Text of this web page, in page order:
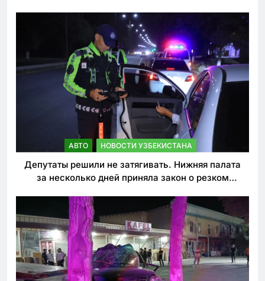
АВТО НОВОСТИ УЗБЕКИСТАНА
Депутаты решили не затягивать. Нижняя палата
за несколько дней приняла закон о резком